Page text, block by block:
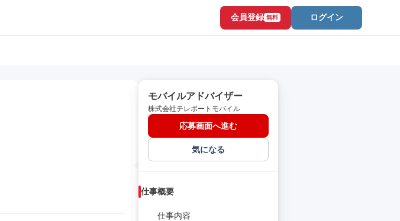
会員登録 無料 ログイン
モバイルアドバイザー
株式会社テレポートモバイル
応募画面へ進む
気になる
仕事概要
仕事内容